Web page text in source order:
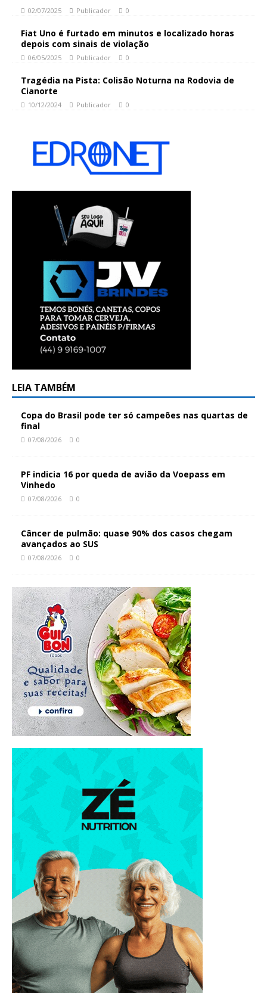
02/07/2025 Publicador 0
Fiat Uno é furtado em minutos e localizado horas
depois com sinais de violação
06/05/2025 Publicador 0
Tragédia na Pista: Colisão Noturna na Rodovia de
Cianorte
10/12/2024 Publicador 0
LEIA TAMBÉM
Copa do Brasil pode ter só campeões nas quartas de
final
07/08/2026 0
PF indicia 16 por queda de avião da Voepass em
Vinhedo
07/08/2026 0
Câncer de pulmão: quase 90% dos casos chegam
avançados ao SUS
07/08/2026 0